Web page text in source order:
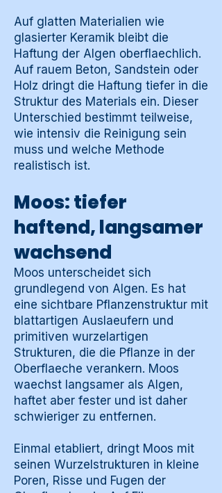
Auf glatten Materialien wie
glasierter Keramik bleibt die
Haftung der Algen oberflaechlich.
Auf rauem Beton, Sandstein oder
Holz dringt die Haftung tiefer in die
Struktur des Materials ein. Dieser
Unterschied bestimmt teilweise,
wie intensiv die Reinigung sein
muss und welche Methode
realistisch ist.
Moos: tiefer
haftend, langsamer
wachsend
Moos unterscheidet sich
grundlegend von Algen. Es hat
eine sichtbare Pflanzenstruktur mit
blattartigen Auslaeufern und
primitiven wurzelartigen
Strukturen, die die Pflanze in der
Oberflaeche verankern. Moos
waechst langsamer als Algen,
haftet aber fester und ist daher
schwieriger zu entfernen.
Einmal etabliert, dringt Moos mit
seinen Wurzelstrukturen in kleine
Poren, Risse und Fugen der